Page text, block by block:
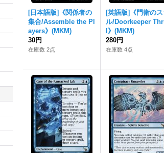
[日本語版]《関係者の
集合/Assemble the Pl
ayers》(MKM)
30円
在庫数 2点
[英語版]《門衛のス
ル/Doorkeeper
l》(MKM)
280円
在庫数 4点